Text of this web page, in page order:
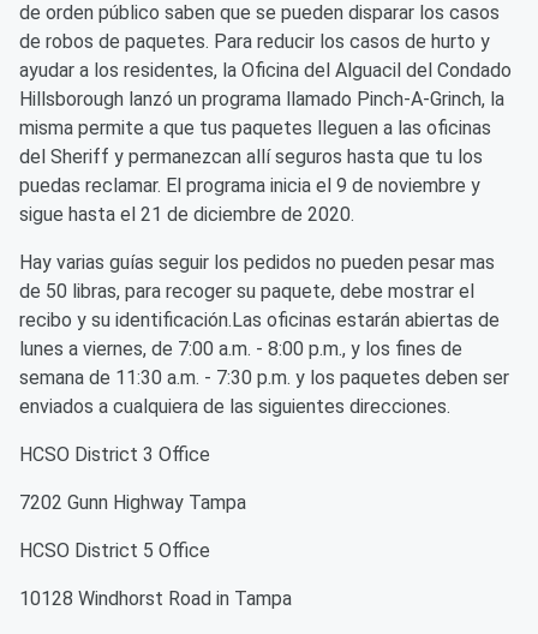
de orden público saben que se pueden disparar los casos
de robos de paquetes. Para reducir los casos de hurto y
ayudar a los residentes, la Oficina del Alguacil del Condado
Hillsborough lanzó un programa llamado Pinch-A-Grinch, la
misma permite a que tus paquetes lleguen a las oficinas
del Sheriff y permanezcan allí seguros hasta que tu los
puedas reclamar. El programa inicia el 9 de noviembre y
sigue hasta el 21 de diciembre de 2020.
Hay varias guías seguir los pedidos no pueden pesar mas
de 50 libras, para recoger su paquete, debe mostrar el
recibo y su identificación.Las oficinas estarán abiertas de
lunes a viernes, de 7:00 a.m. - 8:00 p.m., y los fines de
semana de 11:30 a.m. - 7:30 p.m. y los paquetes deben ser
enviados a cualquiera de las siguientes direcciones.
HCSO District 3 Office
7202 Gunn Highway Tampa
HCSO District 5 Office
10128 Windhorst Road in Tampa